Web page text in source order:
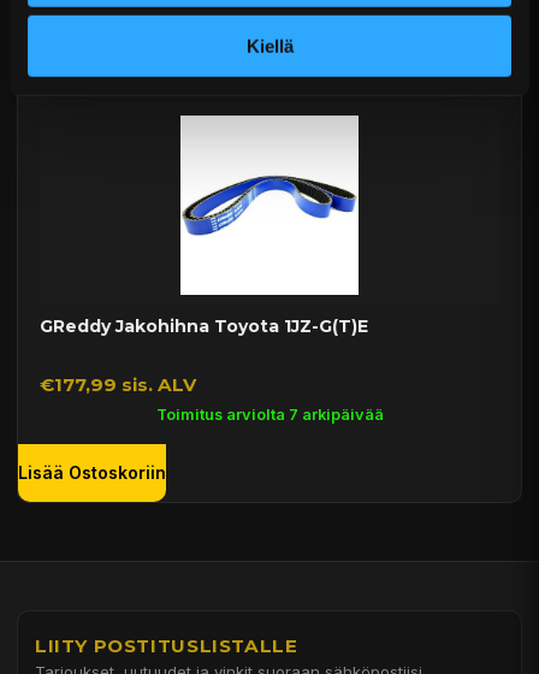
Kiellä
GReddy Jakohihna Toyota 1JZ-G(T)E
€177,99 sis. ALV
Toimitus arviolta 7 arkipäivää
Lisää Ostoskoriin
LIITY POSTITUSLISTALLE